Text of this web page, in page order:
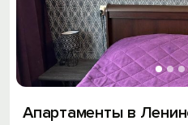
Апартаменты в